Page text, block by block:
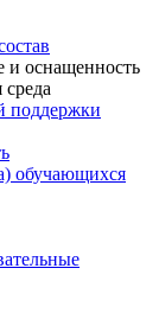
и оснащенность
среда
поддержки
обучающихся